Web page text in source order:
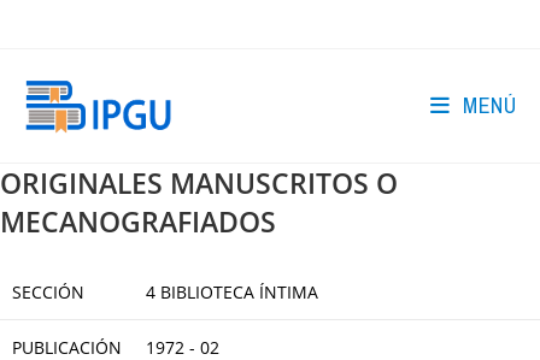
MENÚ
ORIGINALES MANUSCRITOS O
MECANOGRAFIADOS
SECCIÓN 4 BIBLIOTECA ÍNTIMA
PUBLICACIÓN 1972 - 02